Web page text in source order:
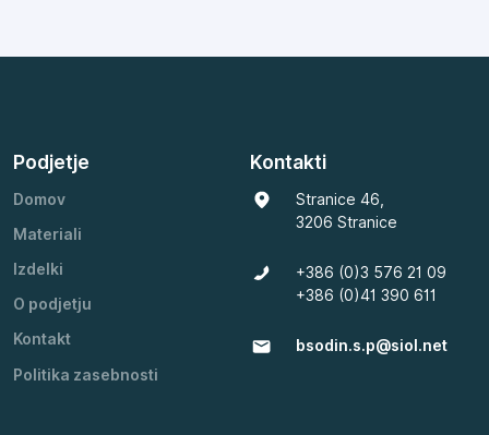
Podjetje
Domov
Materiali
Izdelki
O podjetju
Kontakt
Politika zasebnosti
Kontakti
Stranice 46,
3206 Stranice
+386 (0)3 576 21 09
+386 (0)41 390 611
bsodin.s.p@siol.net